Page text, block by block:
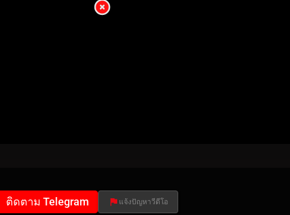
ติดตาม Telegram แจ้งปัญหาวีดีโอ